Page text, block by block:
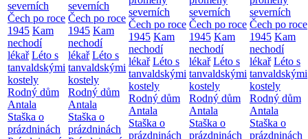
severních
Čech po roce
1945 Kam
nechodí
lékař Léto s
tanvaldskými
kostely
Rodný dům
Antala
Staška o
prázdninách
severních
Čech po roce
1945 Kam
nechodí
lékař Léto s
tanvaldskými
kostely
Rodný dům
Antala
Staška o
prázdninách
severních
Čech po roce
1945 Kam
nechodí
lékař Léto s
tanvaldskými
kostely
Rodný dům
Antala
Staška o
prázdninách
severních
Čech po roce
1945 Kam
nechodí
lékař Léto s
tanvaldskými
kostely
Rodný dům
Antala
Staška o
prázdninách
severních
Čech po roce
1945 Kam
nechodí
lékař Léto s
tanvaldskými
kostely
Rodný dům
Antala
Staška o
prázdninách